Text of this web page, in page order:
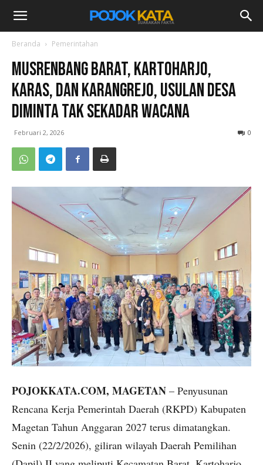
Beranda Pemerintahan
Musrenbang Barat, Kartoharjo,
Karas, dan Karangrejo, Usulan Desa
Diminta Tak Sekadar Wacana
Februari 2, 2026 0
POJOKKATA.COM, MAGETAN – Penyusunan
Rencana Kerja Pemerintah Daerah (RKPD) Kabupaten
Magetan Tahun Anggaran 2027 terus dimatangkan.
Senin (22/2/2026), giliran wilayah Daerah Pemilihan